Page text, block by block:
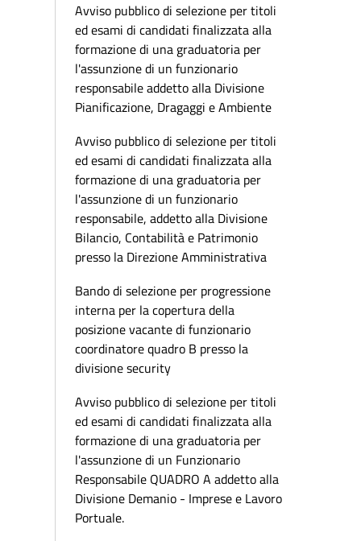
Avviso pubblico di selezione per titoli
ed esami di candidati finalizzata alla
formazione di una graduatoria per
l'assunzione di un funzionario
responsabile addetto alla Divisione
Pianificazione, Dragaggi e Ambiente
Avviso pubblico di selezione per titoli
ed esami di candidati finalizzata alla
formazione di una graduatoria per
l'assunzione di un funzionario
responsabile, addetto alla Divisione
Bilancio, Contabilità e Patrimonio
presso la Direzione Amministrativa
Bando di selezione per progressione
interna per la copertura della
posizione vacante di funzionario
coordinatore quadro B presso la
divisione security
Avviso pubblico di selezione per titoli
ed esami di candidati finalizzata alla
formazione di una graduatoria per
l'assunzione di un Funzionario
Responsabile QUADRO A addetto alla
Divisione Demanio - Imprese e Lavoro
Portuale.